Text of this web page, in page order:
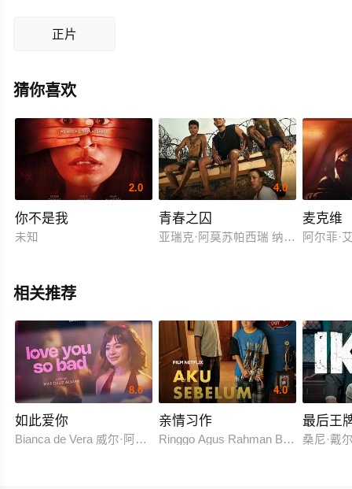
到了，可骗子们却将匕首扎进了他的腹部，顾正良出手将
骗子打死，从此踏上逃亡之路。与其说他是逃亡，更准确
钱，他就要去投案自首，恰在此时，他被洛凝给撞见了...
正片
猜你喜欢
2.0
你不是我
未知
4.0
青春之囚
亚瑞克·阿莫苏帕西瑞 纳特·奇查理
麦克维
阿尔菲·
相关推荐
8.0
如此爱你
Bianca de Vera 威尔·阿什利·德莱昂
4.0
亲情习作
Ringgo Agus Rahman Bima Sena
最后王
桑尼·戴